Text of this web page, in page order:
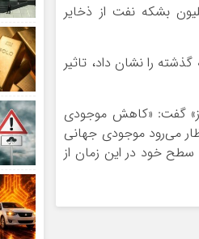
انرژی آمریکا روز چهارشنبه اعلام کرد که آمریکا هفته گذشته نزدیک به ۱۰ میلیون بشکه نفت از ذخایر
را نشان داد، تاثیر
گفت: «کاهش موجودی
می‌رود موجودی جهانی
سطح خود در این زمان از